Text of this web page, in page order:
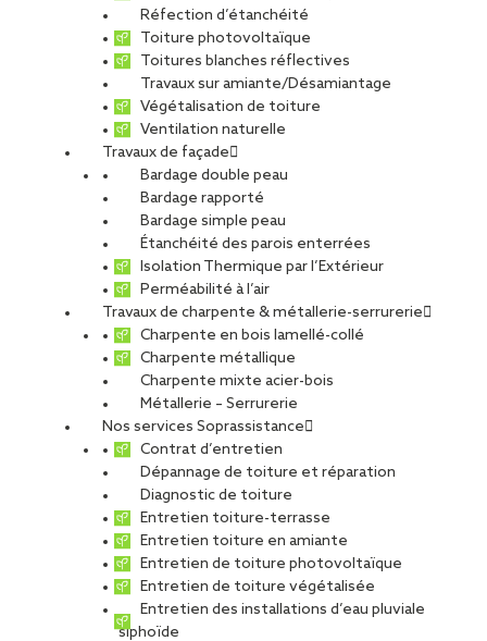
Réfection d’étanchéité
Toiture photovoltaïque
Toitures blanches réflectives
Travaux sur amiante/Désamiantage
Végétalisation de toiture
Ventilation naturelle
Travaux de façade
Bardage double peau
Bardage rapporté
Bardage simple peau
Étanchéité des parois enterrées
Isolation Thermique par l’Extérieur
Perméabilité à l’air
Travaux de charpente & métallerie-serrurerie
Charpente en bois lamellé-collé
Charpente métallique
Charpente mixte acier-bois
Métallerie – Serrurerie
Nos services Soprassistance
Contrat d’entretien
Dépannage de toiture et réparation
Diagnostic de toiture
Entretien toiture-terrasse
Entretien toiture en amiante
Entretien de toiture photovoltaïque
Entretien de toiture végétalisée
Entretien des installations d’eau pluviale
siphoïde
Réemploi des aciers : comment un
chantier des années 1960 relève le
défi bas carbone
Sur un projet de restructuration d’un bâtiment des
années 1960 en acier, les équipes de CCS ont relevé
le défi du réemploi des aciers de structure. «
L’objectif : conserver et réutiliser un maximum des
poutres existantes, en cohérence avec [...]